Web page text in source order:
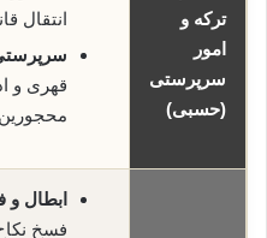
ترکه و
امور
سرپرستی
(حسبی)
انتقال
قهری و
ابطال
فسخ